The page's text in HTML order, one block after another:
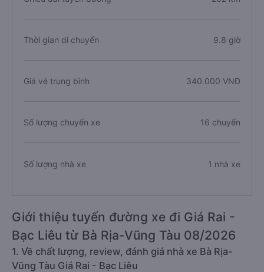
Thời gian di chuyển 9.8 giờ
Giá vé trung bình 340.000 VNĐ
Số lượng chuyến xe 16 chuyến
Số lượng nhà xe 1 nhà xe
Giới thiệu tuyến đường xe đi Giá Rai -
Bạc Liêu từ Bà Rịa-Vũng Tàu 08/2026
1. Về chất lượng, review, đánh giá nhà xe Bà Rịa-
Vũng Tàu Giá Rai - Bạc Liêu